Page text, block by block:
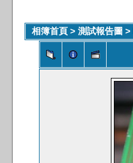
相簿首頁 > 測試報告圖 >